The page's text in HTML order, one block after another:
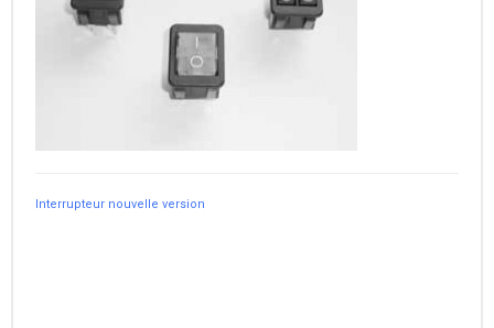
Interrupteur nouvelle version